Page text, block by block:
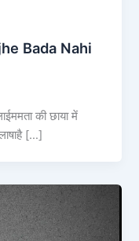
Bada Nahi
की छाया में
[…]